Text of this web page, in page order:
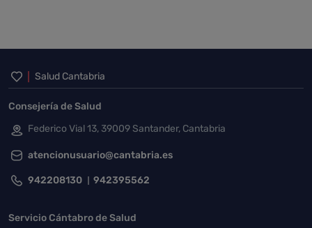
Inicio del pie de página
Salud Cantabria
Consejería de Salud
Federico Vial 13, 39009 Santander, Cantabria
atencionusuario@cantabria.es
942208130 942395562
Servicio Cántabro de Salud